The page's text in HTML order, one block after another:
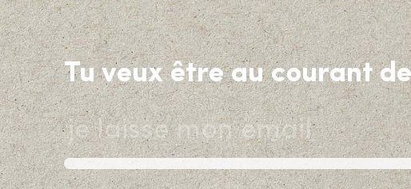
Tu veux être au courant
je
laisse